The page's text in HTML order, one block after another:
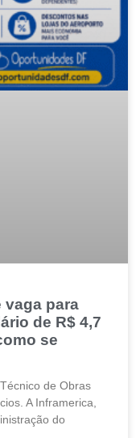
vaga para
de R$ 4,7
se
de Obras
A Inframerica,
do